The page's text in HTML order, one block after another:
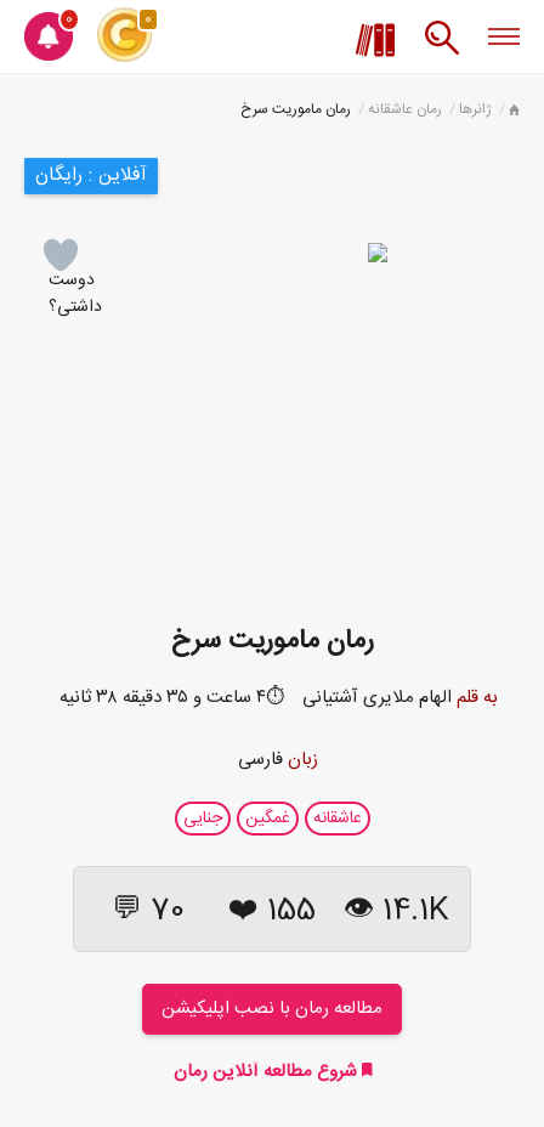
0 0
ژانرها رمان عاشقانه رمان ماموریت سرخ
آفلاین : رایگان
دوست
داشتی؟
رمان ماموریت سرخ
به قلم الهام ملایری آشتیانی ⏱️۴ ساعت و ۳۵ دقیقه ۳۸ ثانیه
زبانفارسی
عاشقانه غمگین جنایی
14.1K 👁
155
❤️
70 💬
مطالعه رمان با نصب اپلیکیشن
شروع مطالعه آنلاین رمان